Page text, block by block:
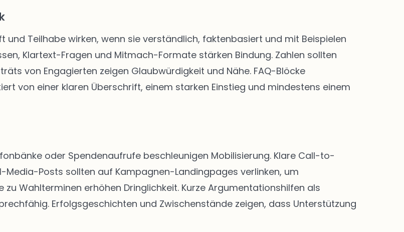
Teilhabe wirken, wenn sie verständlich, faktenbasiert und mit Beispielen
Klartext-Fragen und Mitmach-Formate stärken Bindung. Zahlen sollten
von Engagierten zeigen Glaubwürdigkeit und Nähe. FAQ-Blöcke
von einer klaren Überschrift, einem starken Einstieg und mindestens einem
oder Spendenaufrufe beschleunigen Mobilisierung. Klare Call-to-
Media-Posts sollten auf Kampagnen-Landingpages verlinken, um
Wahlterminen erhöhen Dringlichkeit. Kurze Argumentationshilfen als
Erfolgsgeschichten und Zwischenstände zeigen, dass Unterstützung